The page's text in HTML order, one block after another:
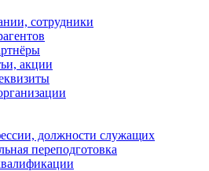
сотрудники
акции
должности служащих
переподготовка